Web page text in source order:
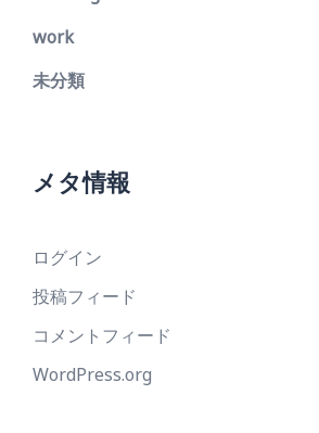
work
未分類
メタ情報
ログイン
投稿フィード
コメントフィード
WordPress.org